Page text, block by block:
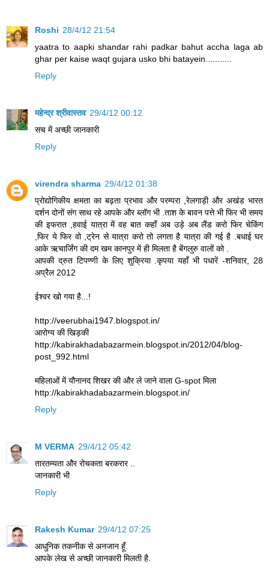
Roshi 28/4/12 21:54
yaatra to aapki shandar rahi padkar bahut accha laga ab
ghar per kaise waqt gujara usko bhi batayein...........
Reply
महेन्द्र श्रीवास्तव 29/4/12 00:12
सच में अच्छी जानकारी
Reply
virendra sharma 29/4/12 01:38
प्रोद्योगिकीय क्षमता का बढ़ता प्रभाव और परम्परा ,रेलगाड़ी और अखंड भारत
दर्शन दोनों संग साथ रहे आपके और ब्लॉग भी .ताश के बावन पत्ते भी फिर भी समय
की इफरात ,हवाई यात्रा में वह बात कहाँ अब उड़े अब लैंड करो फिर चेकिंग
,फिर ये फिर वो ,ट्रेन से यात्रा करो तो लगता है यात्रा की गई है .बधाई घर
आके ऋचार्जिंग की दम खम कानपुर में ही मिलता है बेंगलुरु वालों को .
आपकी द्रुत टिपण्णी के लिए शुक्रिया .कृपया यहाँ भी पधारें -शनिवार, 28
अप्रैल 2012
ईश्वर खो गया है...!
http://veerubhai1947.blogspot.in/
आरोग्य की खिड़की
http://kabirakhadabazarmein.blogspot.in/2012/04/blog-
post_992.html
महिलाओं में यौनानद शिखर की और ले जाने वाला G-spot मिला
http://kabirakhadabazarmein.blogspot.in/
Reply
M VERMA 29/4/12 05:42
तारतम्यता और रोचकता बरकरार ..
जानकारी भी
Reply
Rakesh Kumar 29/4/12 07:25
आधुनिक तकनीक से अनजान हूँ.
आपके लेख से अच्छी जानकारी मिलती है.